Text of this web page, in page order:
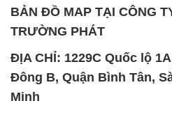
BẢN ĐỒ MAP TẠI CÔNG
TRƯỜNG PHÁT
ĐỊA CHỈ: 1229C Quốc lộ
Đông B, Quận Bình Tân,
Minh